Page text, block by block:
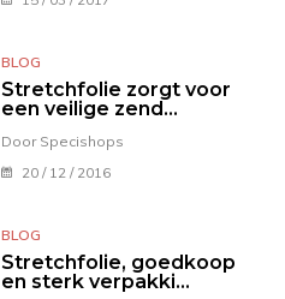
BLOG
Stretchfolie zorgt voor
een veilige zend...
Door Specishops
20 / 12 / 2016
BLOG
Stretchfolie, goedkoop
en sterk verpakki...